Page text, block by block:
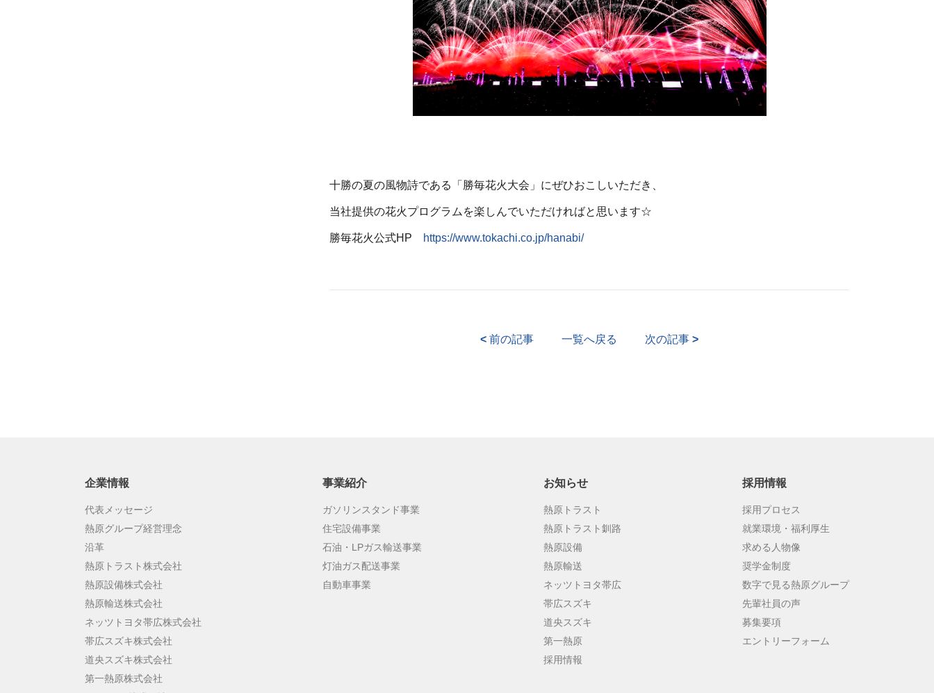
十勝の夏の風物詩である「勝毎花火大会」にぜひおこしいただき、
当社提供の花火プログラムを楽しんでいただければと思います☆
勝毎花火公式HP https://www.tokachi.co.jp/hanabi/
< 前の記事 一覧へ戻る 次の記事 >
企業情報
代表メッセージ
熱原グループ経営理念
沿革
熱原トラスト株式会社
熱原設備株式会社
熱原輸送株式会社
ネッツトヨタ帯広株式会社
帯広スズキ株式会社
道央スズキ株式会社
第一熱原株式会社
事業紹介
ガソリンスタンド事業
住宅設備事業
石油・LPガス輸送事業
灯油ガス配送事業
自動車事業
お知らせ
熱原トラスト
熱原トラスト釧路
熱原設備
熱原輸送
ネッツトヨタ帯広
帯広スズキ
道央スズキ
第一熱原
採用情報
採用情報
採用プロセス
就業環境・福利厚生
求める人物像
奨学金制度
数字で見る熱原グループ
先輩社員の声
募集要項
エントリーフォーム